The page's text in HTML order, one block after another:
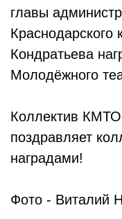
главы
Краснодарского
Кондратьева
Молодёжного
Коллектив
поздравляет
наградами!
Фото - Виталий